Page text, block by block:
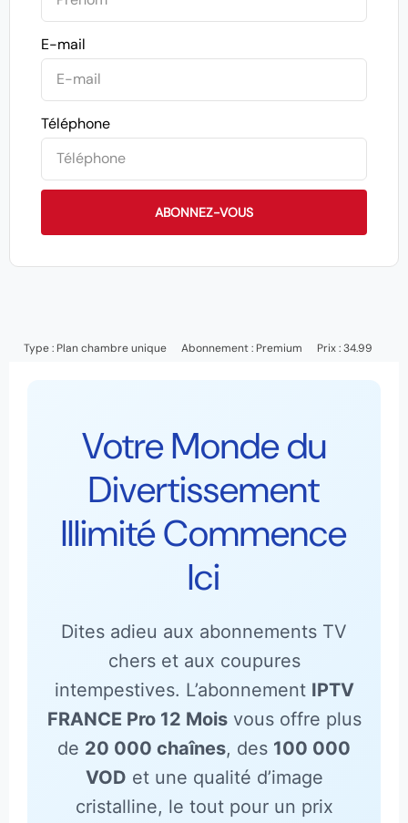
E-mail
Téléphone
ABONNEZ-VOUS
Type : Plan chambre unique Abonnement : Premium Prix : 34.99
Votre Monde du
Divertissement
Illimité Commence
Ici
Dites adieu aux abonnements TV
chers et aux coupures
intempestives. L’abonnement IPTV
FRANCE Pro 12 Moisvous offre plus
de 20 000 chaînes, des 100 000
VOD et une qualité d’image
cristalline, le tout pour un prix